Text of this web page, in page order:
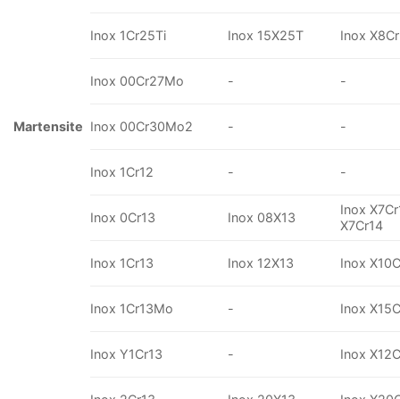
Martensite
Inox 1Cr25Ti Inox 15X25T Inox
Inox 00Cr27Mo - -
Inox 00Cr30Mo2 - -
Inox 1Cr12 - -
Inox 0Cr13 Inox 08X13
Inox
X7Cr14
Inox 1Cr13 Inox 12X13 Inox
Inox 1Cr13Mo - Inox
Inox Y1Cr13 - Inox